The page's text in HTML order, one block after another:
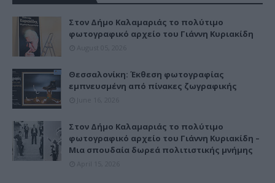
Στον Δήμο Καλαμαριάς το πολύτιμο
φωτογραφικό αρχείο του Γιάννη Κυριακίδη
Θεσσαλονίκη: Έκθεση φωτογραφίας
εμπνευσμένη από πίνακες ζωγραφικής
Στον Δήμο Καλαμαριάς το πολύτιμο
φωτογραφικό αρχείο του Γιάννη Κυριακίδη –
Μια σπουδαία δωρεά πολιτιστικής μνήμης